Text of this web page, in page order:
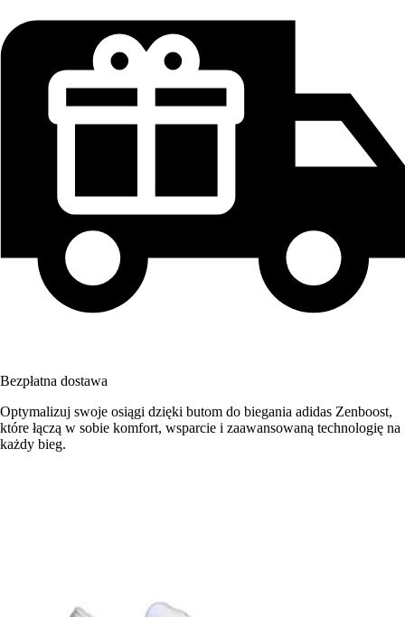
Bezpłatna dostawa
Optymalizuj swoje osiągi dzięki butom do biegania adidas Zenboost,
które łączą w sobie komfort, wsparcie i zaawansowaną technologię na
każdy bieg.